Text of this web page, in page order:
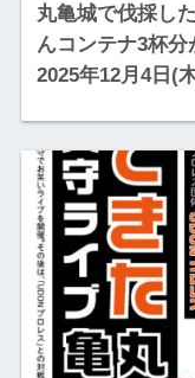
丸亀城で伐採し
んコンテナ3杯
2025年12月4日(